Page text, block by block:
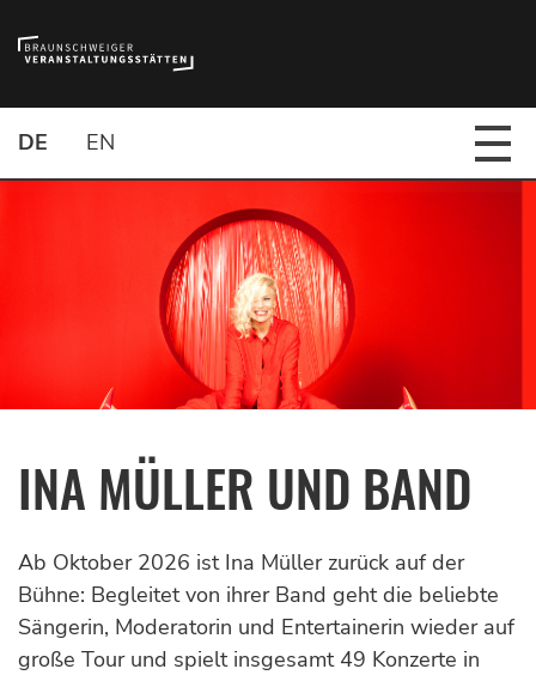
DE EN
INA MÜLLER UND BAND
Ab Oktober 2026 ist Ina Müller zurück auf der
Bühne: Begleitet von ihrer Band geht die beliebte
Sängerin, Moderatorin und Entertainerin wieder auf
große Tour und spielt insgesamt 49 Konzerte in